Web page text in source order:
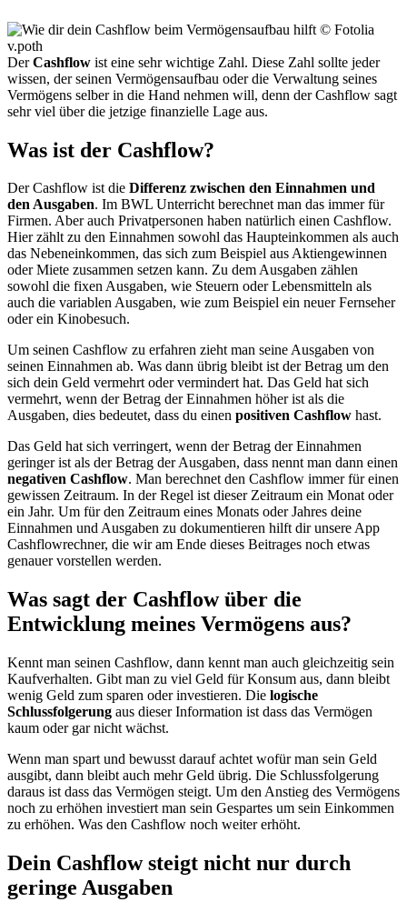
DerCashflow ist eine sehr wichtige Zahl. Diese Zahl sollte jeder
wissen, der seinen Vermögensaufbau oder die Verwaltung seines
Vermögens selber in die Hand nehmen will, denn der Cashflow sagt
sehr viel über die jetzige finanzielle Lage aus.
Was ist der Cashflow?
Der Cashflow ist die Differenz zwischen den Einnahmen und
den Ausgaben. Im BWL Unterricht berechnet man das immer für
Firmen. Aber auch Privatpersonen haben natürlich einen Cashflow.
Hier zählt zu den Einnahmen sowohl das Haupteinkommen als auch
das Nebeneinkommen, das sich zum Beispiel aus Aktiengewinnen
oder Miete zusammen setzen kann. Zu dem Ausgaben zählen
sowohl die fixen Ausgaben, wie Steuern oder Lebensmitteln als
auch die variablen Ausgaben, wie zum Beispiel ein neuer Fernseher
oder ein Kinobesuch.
Um seinen Cashflow zu erfahren zieht man seine Ausgaben von
seinen Einnahmen ab. Was dann übrig bleibt ist der Betrag um den
sich dein Geld vermehrt oder vermindert hat. Das Geld hat sich
vermehrt, wenn der Betrag der Einnahmen höher ist als die
Ausgaben, dies bedeutet, dass du einen positiven Cashflow hast.
Das Geld hat sich verringert, wenn der Betrag der Einnahmen
geringer ist als der Betrag der Ausgaben, dass nennt man dann einen
negativen Cashflow. Man berechnet den Cashflow immer für einen
gewissen Zeitraum. In der Regel ist dieser Zeitraum ein Monat oder
ein Jahr. Um für den Zeitraum eines Monats oder Jahres deine
Einnahmen und Ausgaben zu dokumentieren hilft dir unsere App
Cashflowrechner, die wir am Ende dieses Beitrages noch etwas
genauer vorstellen werden.
Was sagt der Cashflow über die
Entwicklung meines Vermögens aus?
Kennt man seinen Cashflow, dann kennt man auch gleichzeitig sein
Kaufverhalten. Gibt man zu viel Geld für Konsum aus, dann bleibt
wenig Geld zum sparen oder investieren. Die logische
Schlussfolgerung aus dieser Information ist dass das Vermögen
kaum oder gar nicht wächst.
Wenn man spart und bewusst darauf achtet wofür man sein Geld
ausgibt, dann bleibt auch mehr Geld übrig. Die Schlussfolgerung
daraus ist dass das Vermögen steigt. Um den Anstieg des Vermögens
noch zu erhöhen investiert man sein Gespartes um sein Einkommen
zu erhöhen. Was den Cashflow noch weiter erhöht.
Dein Cashflow steigt nicht nur durch
geringe Ausgaben